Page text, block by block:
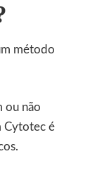
método
ou não
Cytotec é